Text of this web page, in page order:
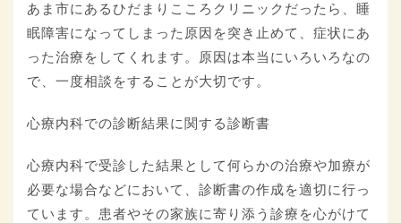
あま市にあるひだまりこころクリニックだったら、睡
眠障害になってしまった原因を突き止めて、症状にあ
った治療をしてくれます。原因は本当にいろいろなの
で、一度相談をすることが大切です。
心療内科での診断結果に関する診断書
心療内科で受診した結果として何らかの治療や加療が
必要な場合などにおいて、診断書の作成を適切に行っ
ています。患者やその家族に寄り添う診療を心がけて